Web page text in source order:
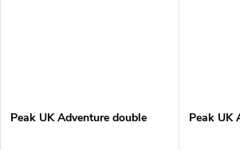
Peak UK Adventure double Peak UK